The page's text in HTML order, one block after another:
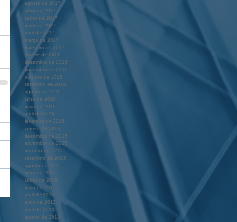
agosto de 2017
julho de 2017
junho de 2017
maio de 2017
abril de 2017
março de 2017
fevereiro de 2017
janeiro de 2017
dezembro de 2016
novembro de 2016
outubro de 2016
setembro de 2016
agosto de 2016
julho de 2016
maio de 2016
abril de 2016
fevereiro de 2016
janeiro de 2016
dezembro de 2015
novembro de 2015
outubro de 2015
setembro de 2015
agosto de 2015
julho de 2015
junho de 2015
maio de 2015
abril de 2014
maio de 2013
abril de 2013
janeiro de 2013